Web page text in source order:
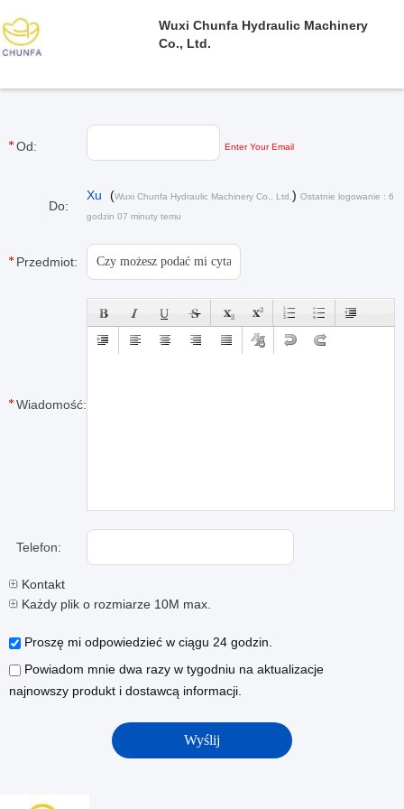
Wuxi Chunfa Hydraulic Machinery
Co., Ltd.
Od: Enter Your Email
Do:
Xu (Wuxi Chunfa Hydraulic Machinery Co., Ltd. ) Ostatnie logowanie : 6
godzin 07 minuty temu
Przedmiot:
Wiadomość:
Telefon:
Kontakt
Każdy plik o rozmiarze 10M max.
Proszę mi odpowiedzieć w ciągu 24 godzin.
Powiadom mnie dwa razy w tygodniu na aktualizacje
najnowszy produkt i dostawcą informacji.